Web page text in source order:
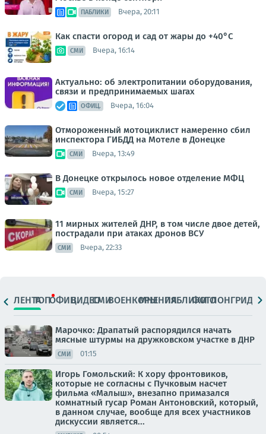
ПАБЛИКИ Вчера, 20:11
Как спасти огород и сад от жары до +40°C
СМИ Вчера, 16:14
Актуально: об электропитании оборудования,
связи и предпринимаемых шагах
ОФИЦ. Вчера, 16:04
Отмороженный мотоциклист намеренно сбил
инспектора ГИБДД на Мотеле в Донецке
СМИ Вчера, 13:49
В Донецке открылось новое отделение МФЦ
СМИ Вчера, 15:27
11 мирных жителей ДНР, в том числе двое детей,
пострадали при атаках дронов ВСУ
СМИ Вчера, 22:33
ЛЕНТАТОПОФИЦ.ВИДЕОСМИВОЕНКОРЫМНЕНИЯПАБЛИКИ
ФОТОЛОНГРИДЫ
Марочко: Драпатый распорядился начать
мясные штурмы на дружковском участке в ДНР
СМИ 01:15
Игорь Гомольский: К хору фронтовиков,
которые не согласны с Пучковым насчет
фильма «Малыш», внезапно примазался
комнатный гусар Роман Антоновский, который,
в данном случае, вообще для всех участников
дискуссии является...